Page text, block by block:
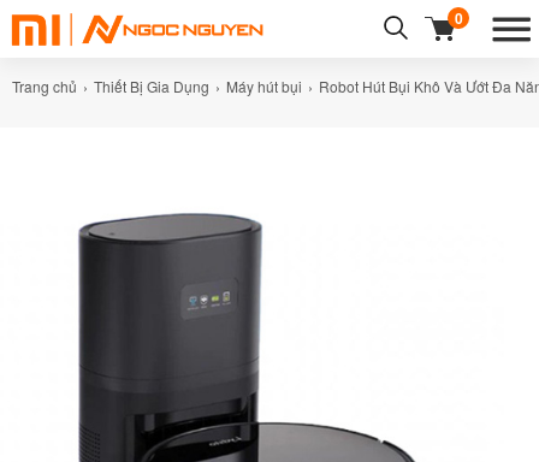
0
Trang chủ Thiết Bị Gia Dụng Máy hút bụi Robot Hút Bụi Khô Và Ướt Đa